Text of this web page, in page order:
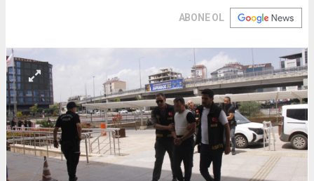
ABONE OL